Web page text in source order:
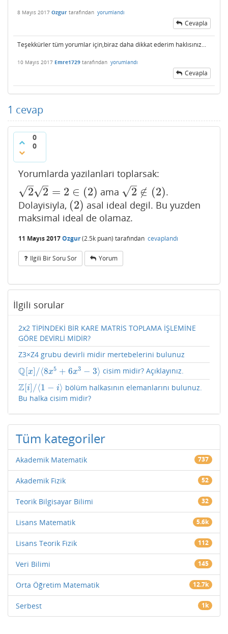
8 Mayıs 2017 Ozgur tarafından yorumlandı
Cevapla
Teşekkürler​ tüm yorumlar için,biraz daha dikkat​ ederim haklısınız​...
10 Mayıs 2017 Emre1729 tarafından yorumlandı
Cevapla
1 cevap
0
0
Yorumlarda yazilanlari toplarsak:
2
–
√ 2
–
√ = 2 ∈ (2)
22=2∈( 2) ama 2
–
√ ∉ (2)
2∉( 2)
.
Dolayisiyla, (2)
(2)
asal ideal degil. Bu yuzden
maksimal ideal de olamaz.
11 Mayıs 2017Ozgur(2.5k puan) tarafından cevaplandı
Ilgili Bir Soru Sor Yorum
İlgili sorular
2x2 TİPİNDEKİ BİR KARE MATRİS TOPLAMA İŞLEMİNE
GÖRE DEVİRLİ MİDİR?
Z3×Z4 grubu devirli midir mertebelerini bulunuz
Q[x] /⟨8x5 + 6x3 − 3⟩
Q[ x] ⟨8x5+6 x3−3⟩ cisim midir? Açıklayınız.
Z[i] /⟨1 − i⟩
Z[ ] ⟨1−i
bölüm halkasının elemanlarını bulunuz.
Bu halka cisim midir?
Tüm kategoriler
Akademik Matematik 737
Akademik Fizik 52
Teorik Bilgisayar Bilimi 32
Lisans Matematik 5.6k
Lisans Teorik Fizik 112
Veri Bilimi 145
Orta Öğretim Matematik 12.7k
Serbest 1k